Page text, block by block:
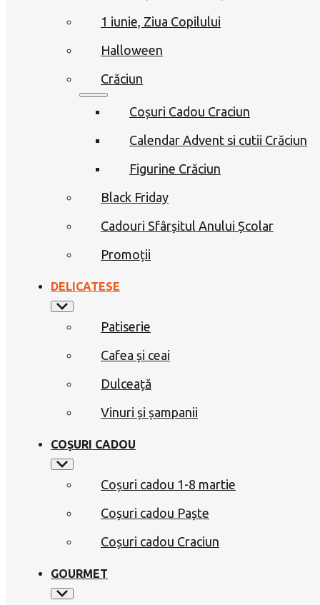
1 iunie, Ziua Copilului
Halloween
Crăciun
Coșuri Cadou Craciun
Calendar Advent si cutii Crăciun
Figurine Crăciun
Black Friday
Cadouri Sfârșitul Anului Școlar
Promoții
DELICATESE
Patiserie
Cafea și ceai
Dulceață
Vinuri și șampanii
COȘURI CADOU
Coșuri cadou 1-8 martie
Coșuri cadou Paște
Coșuri cadou Craciun
GOURMET